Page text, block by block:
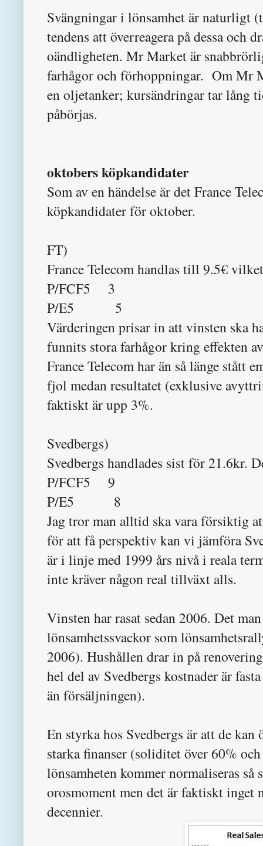
Svängningar i lönsamhet är
tendens att överreagera på dessa och
oändligheten. Mr Market är
farhågor och förhoppningar. Om Mr
en oljetanker; kursändringar tar lång
påbörjas.
oktobers köpkandidater
Som av en händelse är det France
köpkandidater för oktober.
FT)
France Telecom handlas till 9.5€
P/FCF5 3
P/E5 5
Värderingen prisar in att vinsten ska
funnits stora farhågor kring effekten
France Telecom har än så länge stått
fjol medan resultatet (exklusive
faktiskt är upp 3%.
Svedbergs)
Svedbergs handlades sist för 21.6kr.
P/FCF5 9
P/E5 8
Jag tror man alltid ska vara försiktig
för att få perspektiv kan vi jämföra
är i linje med 1999 års nivå i reala
inte kräver någon real tillväxt alls.
Vinsten har rasat sedan 2006. Det
lönsamhetssvackor som
2006). Hushållen drar in på
hel del av Svedbergs kostnader är
än försäljningen).
En styrka hos Svedbergs är att de
starka finanser (soliditet över 60%
lönsamheten kommer normaliseras
orosmoment men det är faktiskt inget
decennier.